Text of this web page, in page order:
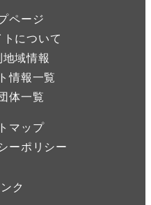
ページ
について
域情報
情報一覧
体一覧
マップ
ーポリシー
ク